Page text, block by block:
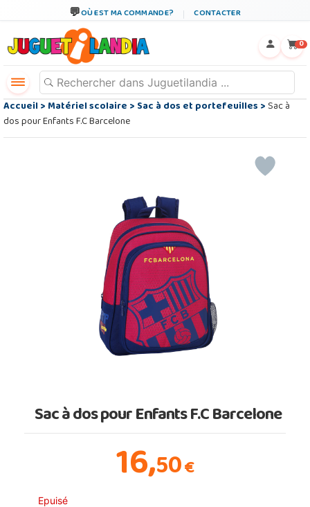
OÙ EST MA COMMANDE? CONTACTER
0
Accueil>Matériel scolaire>Sac à dos et portefeuilles>Sac à
dos pour Enfants F.C Barcelone
Sac à dos pour Enfants F.C Barcelone
16,50€
Epuisé